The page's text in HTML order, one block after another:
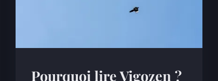
Pourquoi lire Vigozen ?